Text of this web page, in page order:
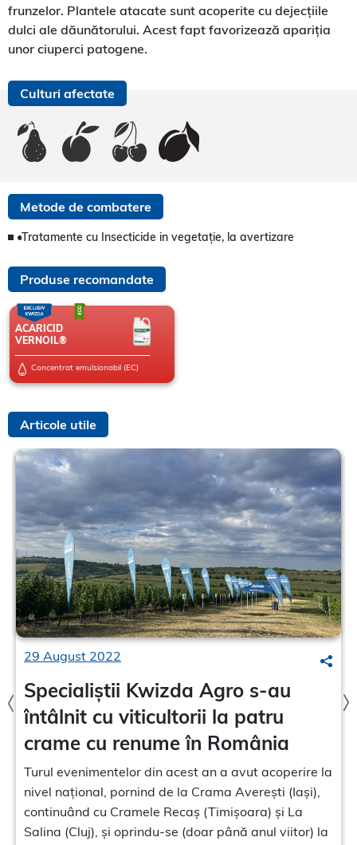
frunzelor. Plantele atacate sunt acoperite cu dejecțiile
dulci ale dăunătorului. Acest fapt favorizează apariția
unor ciuperci patogene.
Culturi afectate
Metode de combatere
•Tratamente cu Insecticide in vegetație, la avertizare
Produse recomandate
ACARICID
VERNOIL®
Concentrat emulsionabil (EC)
Articole utile
29 August 2022
Specialiștii Kwizda Agro s-au
întâlnit cu viticultorii la patru
crame cu renume în România
Turul evenimentelor din acest an a avut acoperire la
nivel național, pornind de la Crama Averești (Iași),
continuând cu Cramele Recaș (Timișoara) și La
Salina (Cluj), și oprindu-se (doar până anul viitor) la